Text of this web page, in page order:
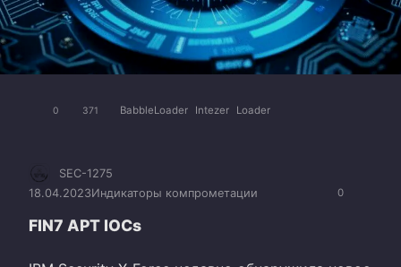
0 371 BabbleLoader Intezer Loader
0
SEC-1275
18.04.2023Индикаторы компрометации
FIN7 APT IOCs